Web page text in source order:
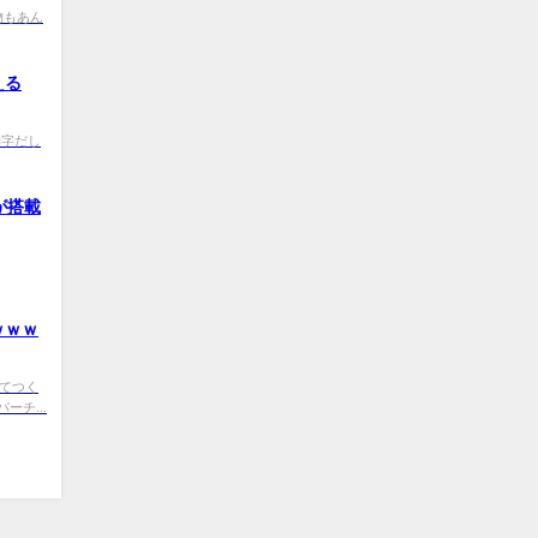
もあん
る
だし
搭載
ｗｗ
つく
ーチ...